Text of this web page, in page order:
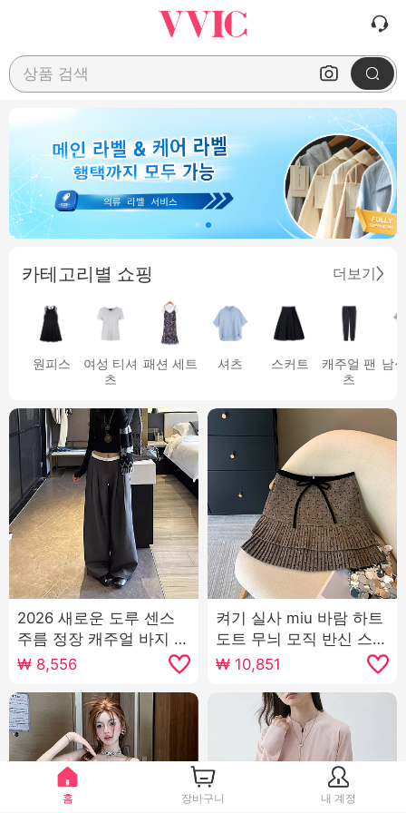
상품 검색
카테고리별 쇼핑 더보기
원피스
여성 티셔
츠
패션 세트 셔츠 스커트
캐주얼 팬
츠
남
2026 새로운 도루 센스
주름 정장 캐주얼 바지 여
성 2026 새로운 하이웨
이스트 슬림해 보이는 루
즈핏 스트레이트 와이드
레그 팬츠
₩ 8,556
켜기 실사 miu 바람 하트
도트 무늬 모직 반신 스커
트 여성 가을 겨울 배 종
나비 매듭 플리츠 스커트
₩ 10,851
홈 장바구니 내 계정